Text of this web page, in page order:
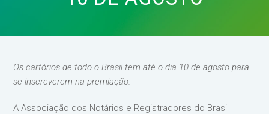
Os cartórios de todo o Brasil tem até o dia 10 de agosto para
se inscreverem na premiação.
A Associação dos Notários e Registradores do Brasil